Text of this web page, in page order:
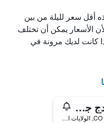
أقل سعر لليلة من بين
الأسعار يمكن أن تختلف
كانت لديك مرونة في
إيكونو لودج جراند جانكشن نورث
غراند جونكشن, CO, الولايات المتحدة الأميريكية